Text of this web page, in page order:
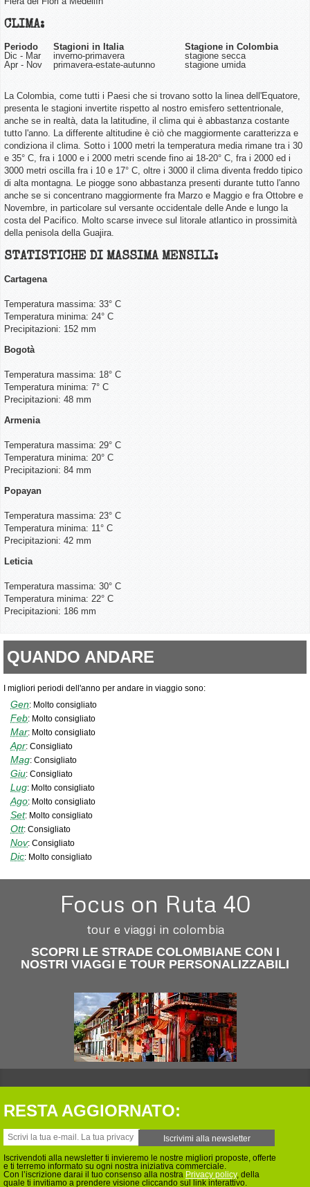
CLIMA:
Periodo Stagioni in Italia
Stagione in Colombia
Dic - Mar
inverno-primavera
stagione secca
Apr - Nov
primavera-estate-autunno stagione umida
La Colombia, come tutti i Paesi che si trovano sotto la linea dell'Equatore,
presenta le stagioni invertite rispetto al nostro emisfero settentrionale,
anche se in realtà, data la latitudine, il clima qui è abbastanza costante
tutto l'anno. La differente altitudine è ciò che maggiormente caratterizza e
condiziona il clima. Sotto i 1000 metri la temperatura media rimane tra i 30
e 35° C, fra i 1000 e i 2000 metri scende fino ai 18-20° C, fra i 2000 ed i
3000 metri oscilla fra i 10 e 17° C, oltre i 3000 il clima diventa freddo tipico
di alta montagna. Le piogge sono abbastanza presenti durante tutto l'anno
anche se si concentrano maggiormente fra Marzo e Maggio e fra Ottobre e
Novembre, in particolare sul versante occidentale delle Ande e lungo la
costa del Pacifico. Molto scarse invece sul litorale atlantico in prossimità
della penisola della Guajira.
STATISTICHE DI MASSIMA MENSILI:
Cartagena
Temperatura massima: 33° C
Temperatura minima: 24° C
Precipitazioni: 152 mm
Bogotà
Temperatura massima: 18° C
Temperatura minima: 7° C
Precipitazioni: 48 mm
Armenia
Temperatura massima: 29° C
Temperatura minima: 20° C
Precipitazioni: 84 mm
Popayan
Temperatura massima: 23° C
Temperatura minima: 11° C
Precipitazioni: 42 mm
Leticia
Temperatura massima: 30° C
Temperatura minima: 22° C
Precipitazioni: 186 mm
QUANDO ANDARE
I migliori periodi dell'anno per andare in viaggio sono:
Gen: Molto consigliato
Feb: Molto consigliato
Mar: Molto consigliato
Apr: Consigliato
Mag: Consigliato
Giu: Consigliato
Lug: Molto consigliato
Ago: Molto consigliato
Set: Molto consigliato
Ott: Consigliato
Nov: Consigliato
Dic: Molto consigliato
Focus on Ruta 40
tour e viaggi in colombia
SCOPRI LE STRADE COLOMBIANE CON I
NOSTRI VIAGGI E TOUR PERSONALIZZABILI
RESTA AGGIORNATO:
Iscrivendoti alla newsletter ti invieremo le nostre migliori proposte, offerte
e ti terremo informato su ogni nostra iniziativa commerciale.
Con l’iscrizione darai il tuo consenso alla nostra Privacy policy, della
quale ti invitiamo a prendere visione cliccando sul link interattivo.